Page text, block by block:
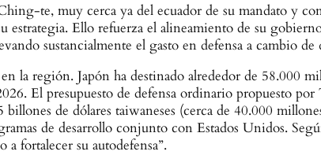
te, muy cerca ya del ecuador de su mandato y
estrategia. Ello refuerza el alineamiento de su
sustancialmente el gasto en defensa a cambio
la región. Japón ha destinado alrededor de 58.000
El presupuesto de defensa ordinario propuesto
billones de dólares taiwaneses (cerca de 40.000
de desarrollo conjunto con Estados Unidos.
fortalecer su autodefensa”.